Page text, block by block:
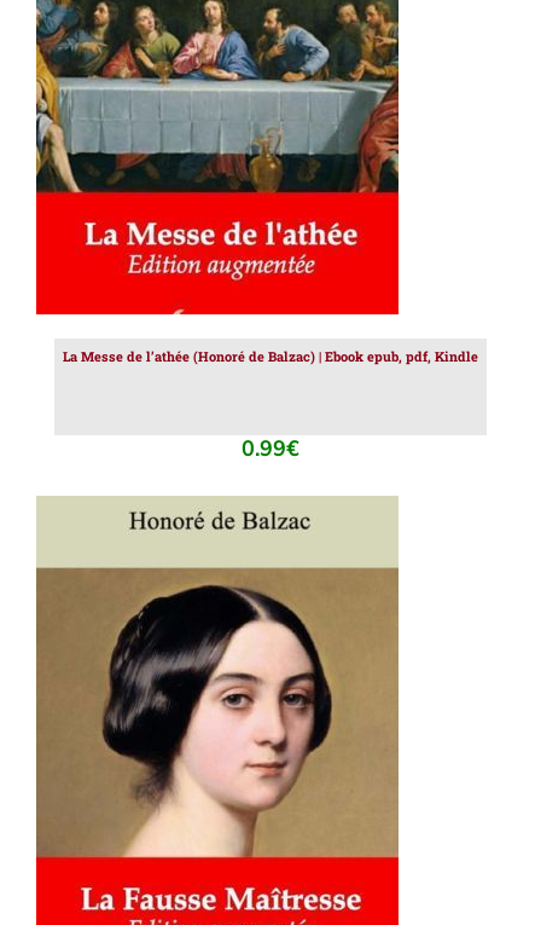
AJOUTER AU PANIER / DÉTAILS
La Messe de l’athée (Honoré de Balzac) | Ebook epub, pdf, Kindle
0.99€
AJOUTER AU PANIER / DÉTAILS